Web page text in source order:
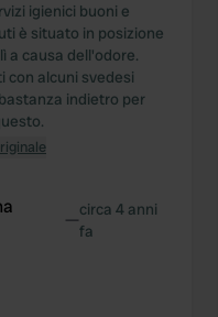
igienici buoni e
è situato in posizione
a causa dell'odore.
con alcuni svedesi
indietro per
—circa 4 anni
fa